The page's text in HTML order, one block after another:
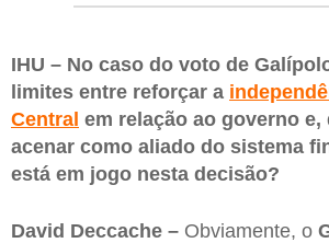
IHU – No caso do voto de
limites entre reforçar a
Central em relação ao governo e,
acenar como aliado do sistema
está em jogo nesta decisão?
David Deccache – Obviamente, o